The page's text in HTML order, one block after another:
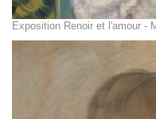
Exposition Renoir et l'amour -